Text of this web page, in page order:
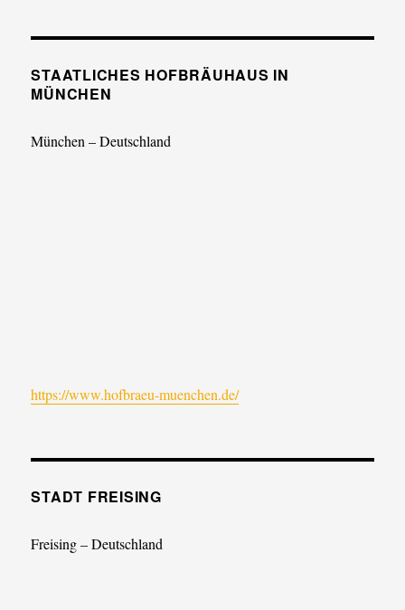
STAATLICHES HOFBRÄUHAUS IN
MÜNCHEN
München – Deutschland
https://www.hofbraeu-muenchen.de/
STADT FREISING
Freising – Deutschland